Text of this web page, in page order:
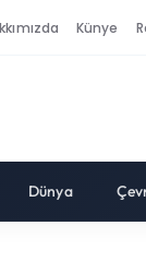
Künye
Dünya